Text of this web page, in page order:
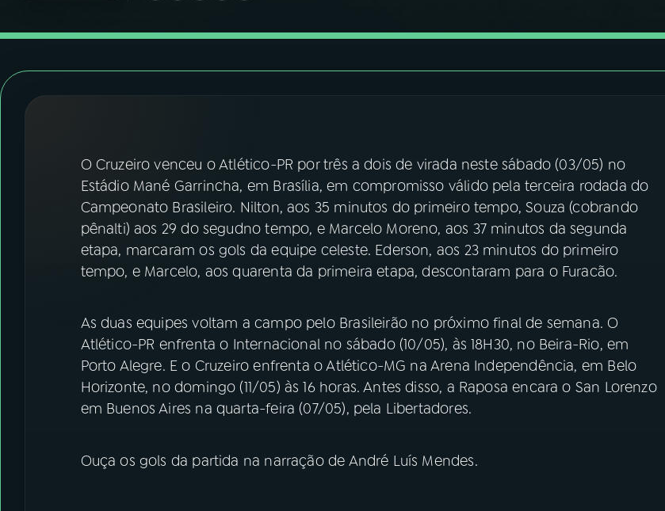
ACOMPANHE A RÁDIO NACIONAL
YouTube Facebook
Instagram X
O Cruzeiro venceu o Atlético-PR por três a dois de virada neste sábado (03/05) no
Estádio Mané Garrincha, em Brasília, em compromisso válido pela terceira rodada do
Campeonato Brasileiro. Nilton, aos 35 minutos do primeiro tempo, Souza (cobrando
pênalti) aos 29 do segudno tempo, e Marcelo Moreno, aos 37 minutos da segunda
etapa, marcaram os gols da equipe celeste. Ederson, aos 23 minutos do primeiro
tempo, e Marcelo, aos quarenta da primeira etapa, descontaram para o Furacão.
As duas equipes voltam a campo pelo Brasileirão no próximo final de semana. O
Atlético-PR enfrenta o Internacional no sábado (10/05), às 18H30, no Beira-Rio, em
Porto Alegre. E o Cruzeiro enfrenta o Atlético-MG na Arena Independência, em Belo
Horizonte, no domingo (11/05) às 16 horas. Antes disso, a Raposa encara o San Lorenzo
em Buenos Aires na quarta-feira (07/05), pela Libertadores.
Ouça os gols da partida na narração de André Luís Mendes.